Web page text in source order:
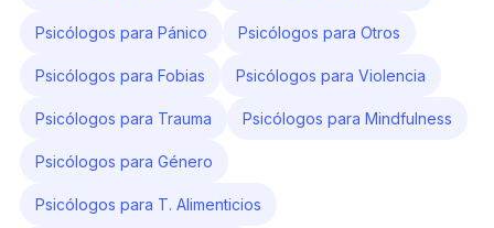
Psicólogos para Pánico Psicólogos para Otros
Psicólogos para Fobias Psicólogos para Violencia
Psicólogos para Trauma Psicólogos para Mindfulness
Psicólogos para Género
Psicólogos para T. Alimenticios